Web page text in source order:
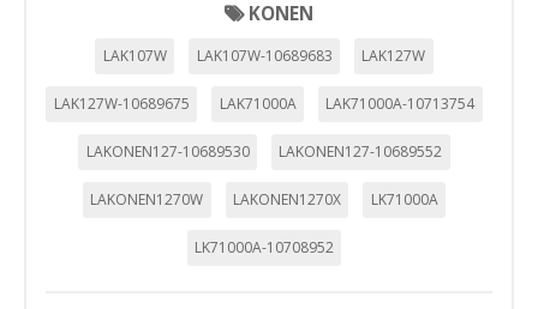
KONEN
LAK107W LAK107W-10689683 LAK127W
LAK127W-10689675 LAK71000A LAK71000A-10713754
LAKONEN127-10689530 LAKONEN127-10689552
LAKONEN1270W LAKONEN1270X LK71000A
LK71000A-10708952